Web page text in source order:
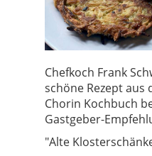
Chefkoch Frank
schöne Rezept aus
Chorin Kochbuch
Gastgeber-
"Alte